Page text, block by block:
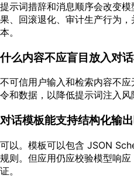
提示词措辞和消息顺序会改变
果、回滚退化、审计生产行为
本。
什么内容不应盲目放入对
不可信用户输入和检索内容不
令和数据，以降低提示词注入风
对话模板能支持结构化输
可以。模板可以包含 JSON
规则。但应用仍应校验模型响
证。